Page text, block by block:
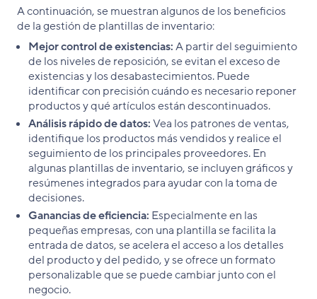
A continuación, se muestran algunos de los beneficios
de la gestión de plantillas de inventario:
Mejor control de existencias:A partir del seguimiento
de los niveles de reposición, se evitan el exceso de
existencias y los desabastecimientos. Puede
identificar con precisión cuándo es necesario reponer
productos y qué artículos están descontinuados.
Análisis rápido de datos:Vea los patrones de ventas,
identifique los productos más vendidos y realice el
seguimiento de los principales proveedores. En
algunas plantillas de inventario, se incluyen gráficos y
resúmenes integrados para ayudar con la toma de
decisiones.
Ganancias de eficiencia: Especialmente en las
pequeñas empresas, con una plantilla se facilita la
entrada de datos, se acelera el acceso a los detalles
del producto y del pedido, y se ofrece un formato
personalizable que se puede cambiar junto con el
negocio.